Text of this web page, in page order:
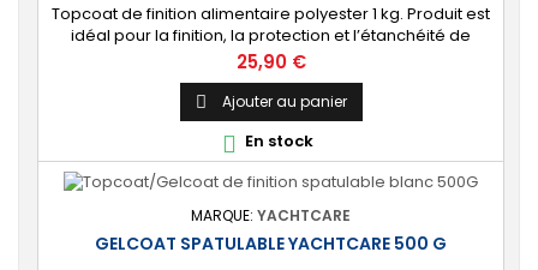
Topcoat de finition alimentaire polyester 1 kg. Produit est
idéal pour la finition, la protection et l’étanchéité de
surfaces alimentaires. 🔝 [Contact alimentaire]
Protection aux propriétés alimentaires homologuées,
robuste contre les produits chimiques, les Uvs, et
l'humidité. ⚙️ [Facile à utiliser] Application simple avec un
rouleau enducteur, un...
Prix
25,90 €
 Ajouter au panier
 En stock
MARQUE: YACHTCARE
GELCOAT SPATULABLE YACHTCARE 500 G